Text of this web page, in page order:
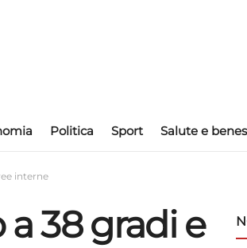
Politica Sport Salute e
interne
38 gradi e